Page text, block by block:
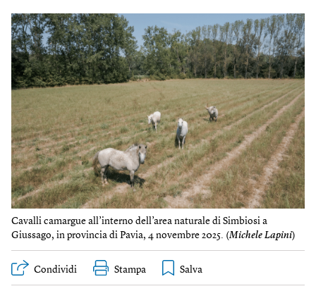
Cavalli camargue all’interno dell’area naturale di Simbiosi a
Giussago, in provincia di Pavia, 4 novembre 2025. (Michele Lapini)
Condividi Stampa